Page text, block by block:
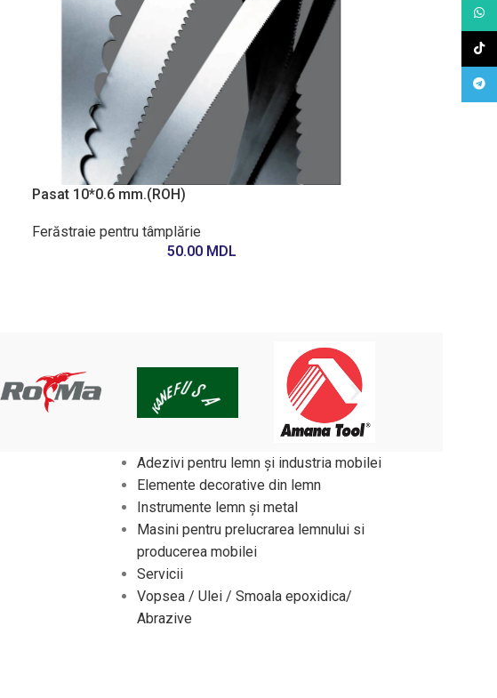
Pasat 10*0.6 mm.(ROH)
Ferăstraie pentru tâmplărie
50.00 MDL
Adezivi pentru lemn și industria mobilei
Elemente decorative din lemn
Instrumente lemn și metal
Masini pentru prelucrarea lemnului si
producerea mobilei
Servicii
Vopsea / Ulei / Smoala epoxidica/
Abrazive